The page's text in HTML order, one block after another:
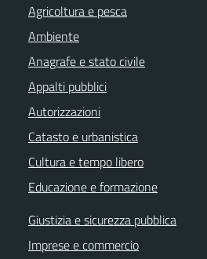
Agricoltura e pesca
Ambiente
Anagrafe e stato civile
Appalti pubblici
Autorizzazioni
Catasto e urbanistica
Cultura e tempo libero
Educazione e formazione
Giustizia e sicurezza pubblica
Imprese e commercio